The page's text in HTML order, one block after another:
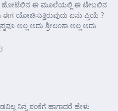
ಈ ಹೋಟೆಲಿನ ಈ ಮೂಲೆಯಲ್ಲಿ ಈ ಟೇಬಲಿನ
ಈಗ ಯೋಚಿಸುತ್ತಿರುವುದು ಏನು ಪ್ರಿಯೆ ?
ಅಲ್ಲ ಅದು ಶ್ರೀಲಂಕಾ ಅಲ್ಲ ಅದು
ನಿನ್ನ ಶಂಕೆಗೆ ಹಾಗಾದರೆ ಹೇಳು